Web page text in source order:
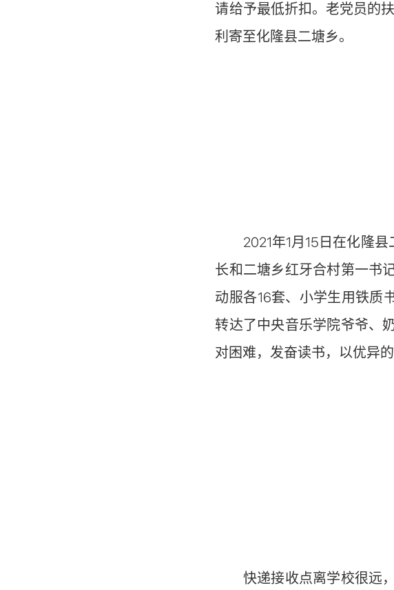
请给予最低折扣。老党员的
利寄至化隆县二塘乡。
2021年1月15日在化隆县
长和二塘乡红牙合村第一书
动服各16套、小学生用铁质
转达了中央音乐学院爷爷、
对困难，发奋读书，以优异
快递接收点离学校很远，